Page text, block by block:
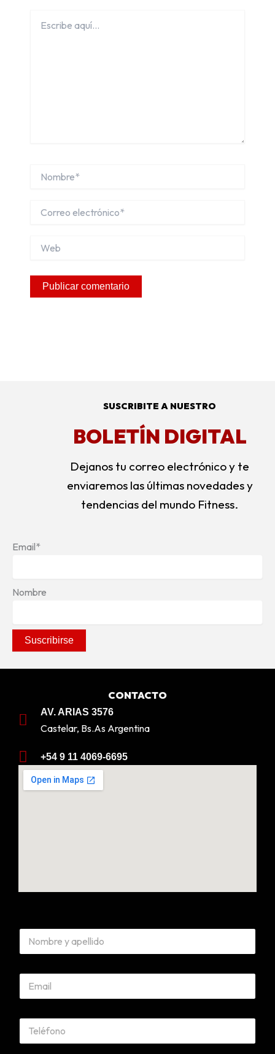
aquí...
electrónico*
SUSCRIBITE A NUESTRO
BOLETÍN DIGITAL
Dejanos tu correo electrónico y te
enviaremos las últimas novedades y
tendencias del mundo Fitness.
Email*
Nombre
CONTACTO
AV. ARIAS 3576
Castelar, Bs.As Argentina
+54 9 11 4069-6695